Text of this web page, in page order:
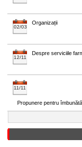
02/03
Organizații
12/11
Despre serviciile
11/11
Propunere pentru